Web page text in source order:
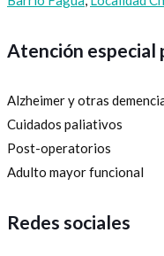
Atención especial
Alzheimer y otras
Cuidados paliativos
Post-operatorios
Adulto mayor funcional
Redes sociales